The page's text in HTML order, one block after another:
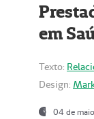
em
Texto:
Design:
04 de